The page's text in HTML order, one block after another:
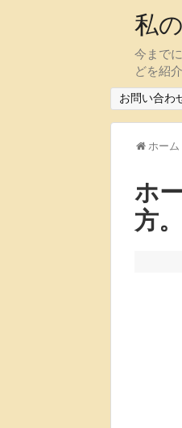
私
今まで
どを紹
お問い合わ
ホーム
ホ
方